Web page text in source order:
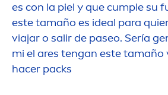
es con la piel y que cumple su
este tamaño es ideal para
viajar o salir de paseo. Sería
mi el ares tengan este tamaño
hacer packs